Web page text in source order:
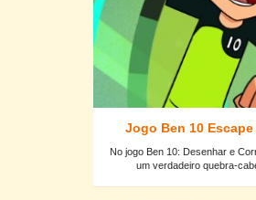
Jogo Ben 10
No jogo Ben 10: Desenhar e
um verdadeiro quebra-